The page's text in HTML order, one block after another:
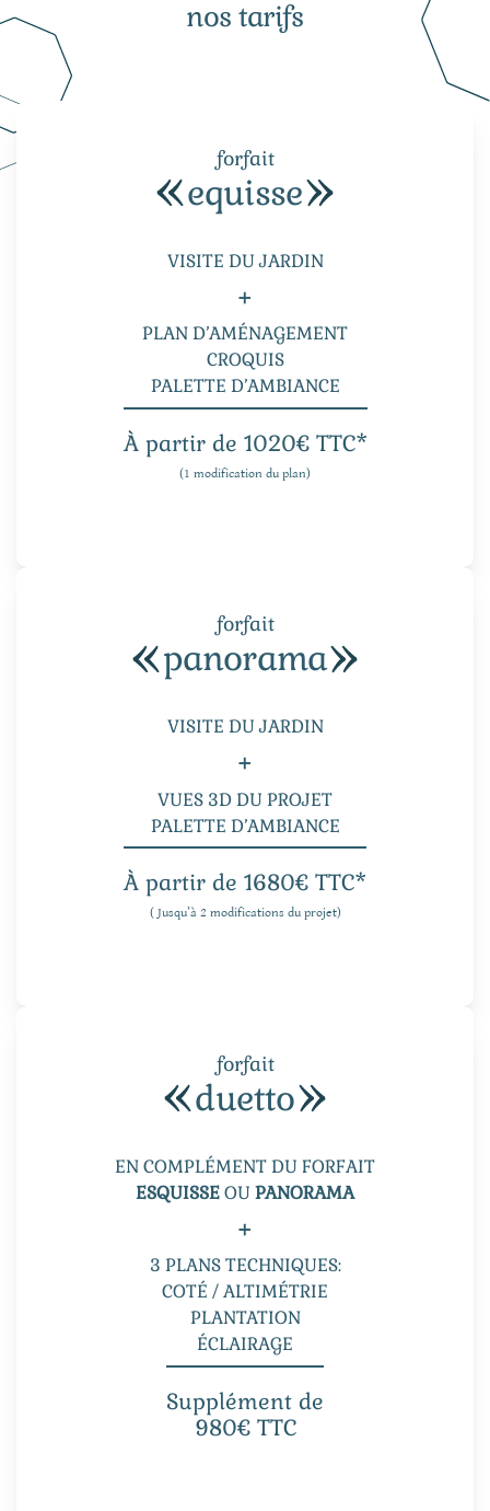
nos tarifs
forfait
equisse
VISITE DU JARDIN
+
PLAN D’AMÉNAGEMENT
CROQUIS
PALETTE D’AMBIANCE
À partir de 1020€ TTC*
(1 modification du plan)
forfait
panorama
VISITE DU JARDIN
+
VUES 3D DU PROJET
PALETTE D’AMBIANCE
À partir de 1680€ TTC*
( Jusqu’à 2 modifications du projet)
forfait
duetto
EN COMPLÉMENT DU FORFAIT
ESQUISSEOU PANORAMA
+
3 PLANS TECHNIQUES:
COTÉ / ALTIMÉTRIE
PLANTATION
ÉCLAIRAGE
Supplément de
980€ TTC